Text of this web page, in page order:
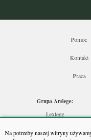
Na potrzeby naszej witryny
Pomoc
Kontakt
Praca
Grupa Arslege:
Lexlege
Skarbowcy